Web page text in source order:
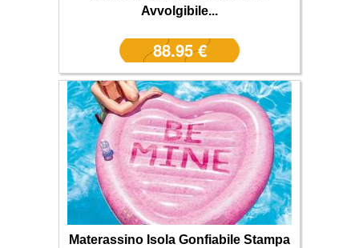
Avvolgibile...
88.95 €
Materassino Isola Gonfiabile Stampa